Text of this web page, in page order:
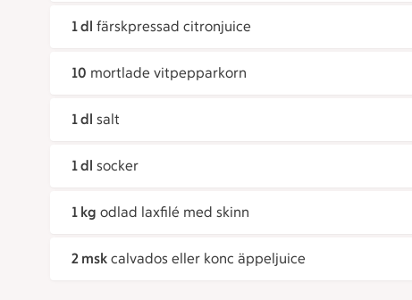
1 dl färskpressad citronjuice
10 mortlade vitpepparkorn
1 dl salt
1 dl socker
1 kg odlad laxfilé med skinn
2 msk calvados eller konc äppeljuice